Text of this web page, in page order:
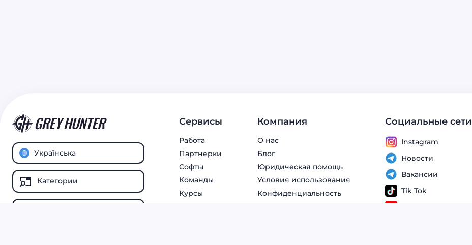
Українська
Категории
Сервисы
Работа
Партнерки
Софты
Команды
Курсы
Компания
О нас
Блог
Юридическая помощь
Условия использования
Конфиденциальность
Социальные сети
Instagram
Новости
Вакансии
Tik Tok